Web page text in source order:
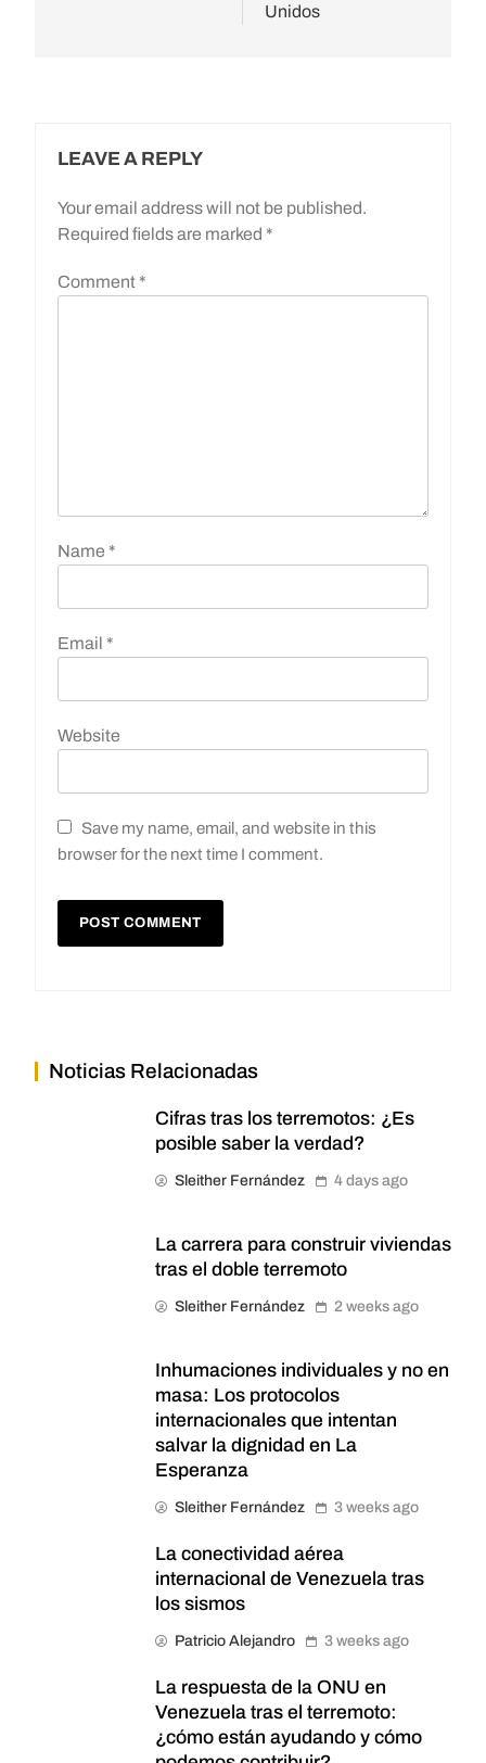
Unidos
LEAVE A REPLY
Your email address will not be published.
Required fields are marked *
Comment *
Name *
Email *
Website
Save my name, email, and website in this
browser for the next time I comment.
Noticias Relacionadas
Cifras tras los terremotos: ¿Es
posible saber la verdad?
Sleither Fernández 4 days ago
La carrera para construir viviendas
tras el doble terremoto
Sleither Fernández 2 weeks ago
Inhumaciones individuales y no en
masa: Los protocolos
internacionales que intentan
salvar la dignidad en La
Esperanza
Sleither Fernández 3 weeks ago
La conectividad aérea
internacional de Venezuela tras
los sismos
Patricio Alejandro 3 weeks ago
La respuesta de la ONU en
Venezuela tras el terremoto:
¿cómo están ayudando y cómo